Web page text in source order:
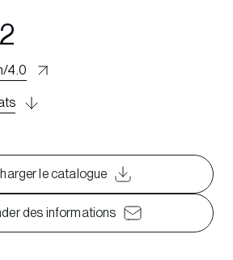
4.0
le catalogue
des informations